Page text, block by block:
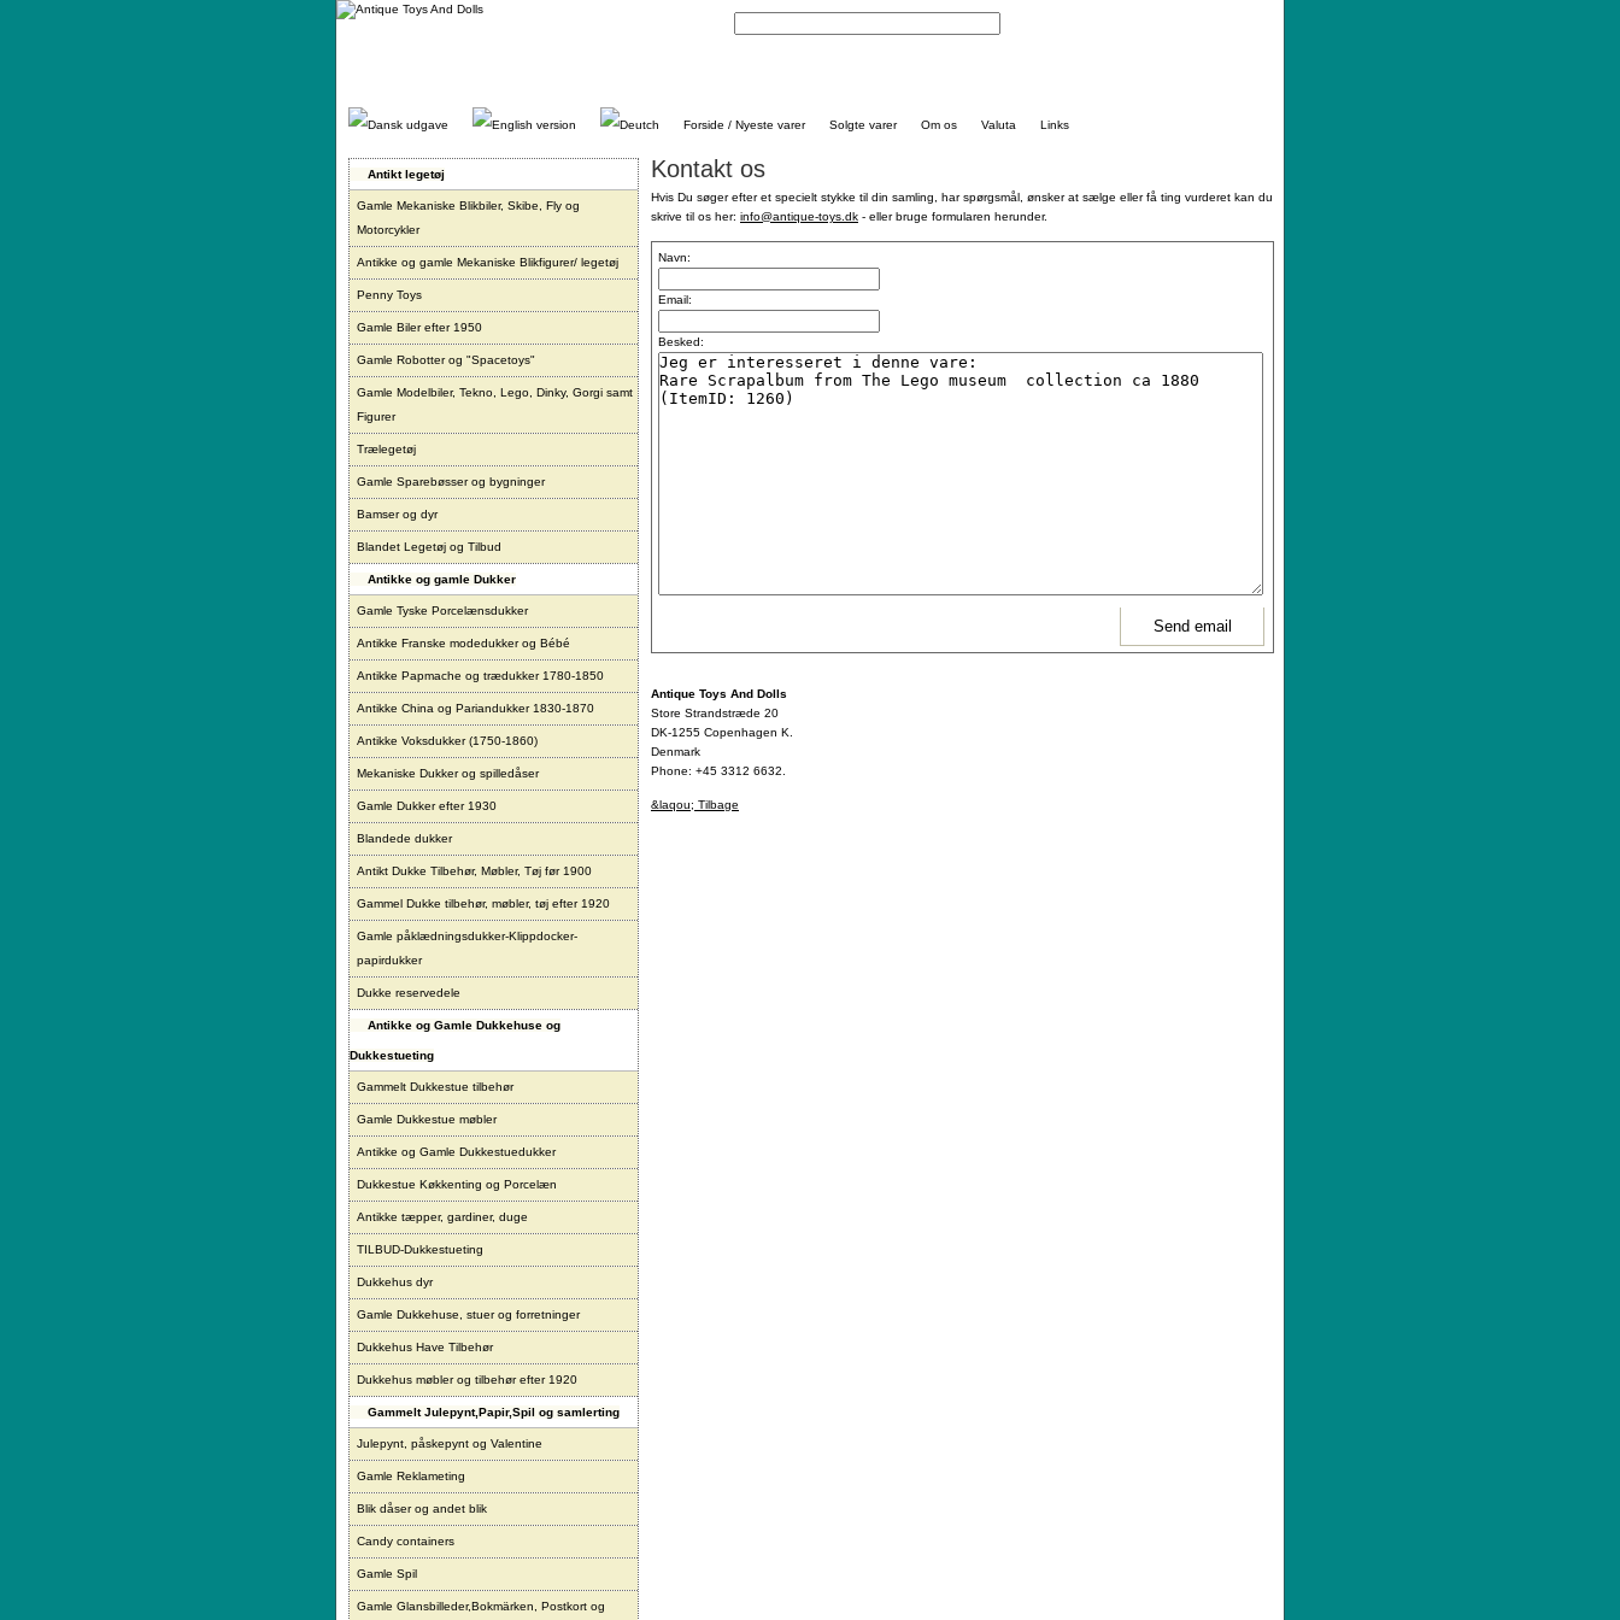
Gå
Forside / Nyeste varer Solgte varer Om os Valuta Links
Antikt legetøj
Gamle Mekaniske Blikbiler, Skibe, Fly og
Motorcykler
Antikke og gamle Mekaniske Blikfigurer/ legetøj
Penny Toys
Gamle Biler efter 1950
Gamle Robotter og "Spacetoys"
Gamle Modelbiler, Tekno, Lego, Dinky, Gorgi samt
Figurer
Trælegetøj
Gamle Sparebøsser og bygninger
Bamser og dyr
Blandet Legetøj og Tilbud
Antikke og gamle Dukker
Gamle Tyske Porcelænsdukker
Antikke Franske modedukker og Bébé
Antikke Papmache og trædukker 1780-1850
Antikke China og Pariandukker 1830-1870
Antikke Voksdukker (1750-1860)
Mekaniske Dukker og spilledåser
Gamle Dukker efter 1930
Blandede dukker
Antikt Dukke Tilbehør, Møbler, Tøj før 1900
Gammel Dukke tilbehør, møbler, tøj efter 1920
Gamle påklædningsdukker-Klippdocker-
papirdukker
Dukke reservedele
Antikke og Gamle Dukkehuse og
Dukkestueting
Gammelt Dukkestue tilbehør
Gamle Dukkestue møbler
Antikke og Gamle Dukkestuedukker
Dukkestue Køkkenting og Porcelæn
Antikke tæpper, gardiner, duge
TILBUD-Dukkestueting
Dukkehus dyr
Gamle Dukkehuse, stuer og forretninger
Dukkehus Have Tilbehør
Dukkehus møbler og tilbehør efter 1920
Gammelt Julepynt,Papir,Spil og samlerting
Julepynt, påskepynt og Valentine
Gamle Reklameting
Blik dåser og andet blik
Candy containers
Gamle Spil
Gamle Glansbilleder,Bokmärken, Postkort og
Kontakt os
Hvis Du søger efter et specielt stykke til din samling, har spørgsmål, ønsker at sælge eller få ting vurderet kan du
skrive til os her: info@antique-toys.dk - eller bruge formularen herunder.
Navn:
Email:
Besked:
Antique Toys And Dolls
Store Strandstræde 20
DK-1255 Copenhagen K.
Denmark
Phone: +45 3312 6632.
&laqou; Tilbage